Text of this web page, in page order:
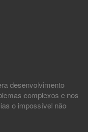
desenvolvimento
complexos e nos
o impossível não